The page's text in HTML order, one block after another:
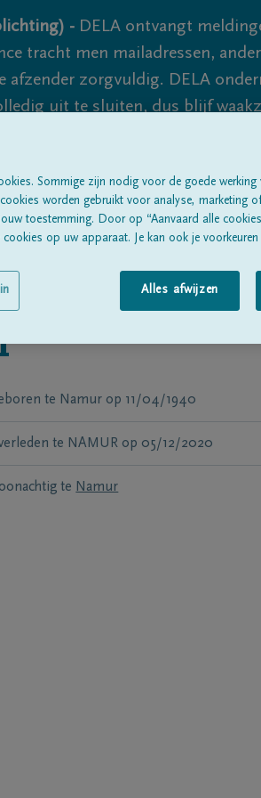
- DELA ontvangt
tracht men mailadressen,
zorgvuldig. DELA
uit te sluiten, dus blijf
Alle
te Namur op 11/04/1940
te NAMUR op 05/12/2020
te Namur
Sommige zijn nodig voor de goede werking
worden gebruikt voor analyse, marketing
toestemming. Door op “Aanvaard alle
op uw apparaat. Je kan ook je voorkeuren
Alles afwijzen